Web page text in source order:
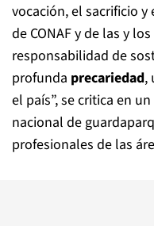
vocación, el sacrificio
de CONAF y de las y los
responsabilidad de
profunda precariedad,
el país”, se critica en
nacional de
profesionales de las